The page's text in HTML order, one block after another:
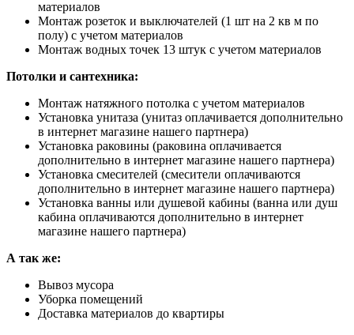
материалов
Монтаж розеток и выключателей (1 шт на 2 кв м по
полу) с учетом материалов
Монтаж водных точек 13 штук с учетом материалов
Потолки и сантехника:
Монтаж натяжного потолка с учетом материалов
Установка унитаза (унитаз оплачивается дополнительно
в интернет магазине нашего партнера)
Установка раковины (раковина оплачивается
дополнительно в интернет магазине нашего партнера)
Установка смесителей (смесители оплачиваются
дополнительно в интернет магазине нашего партнера)
Установка ванны или душевой кабины (ванна или душ
кабина оплачиваются дополнительно в интернет
магазине нашего партнера)
А так же:
Вывоз мусора
Уборка помещений
Доставка материалов до квартиры